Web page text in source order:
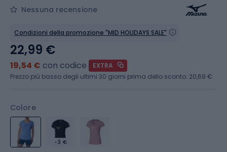
Nessuna recensione
Condizioni della promozione "MID HOLIDAYS SALE"
Colore
-3 €
22,99 €
19,54 € con codice
EXTRA
Prezzo più basso degli ultimi 30 giorni prima dello sconto: 20,69 €